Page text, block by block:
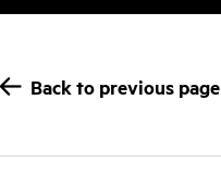
Back to previous page